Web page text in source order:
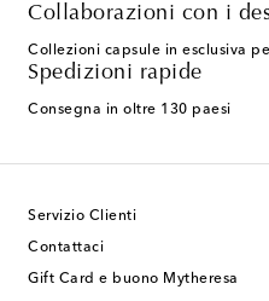
Collaborazioni con i
Collezioni capsule in esclusiva
Spedizioni rapide
Consegna in oltre 130 paesi
Servizio Clienti
Contattaci
Gift Card e buono Mytheresa